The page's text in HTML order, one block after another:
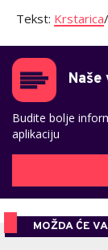
Tekst: Krstarica
Budite bolje
aplikaciju
MOŽDA ĆE